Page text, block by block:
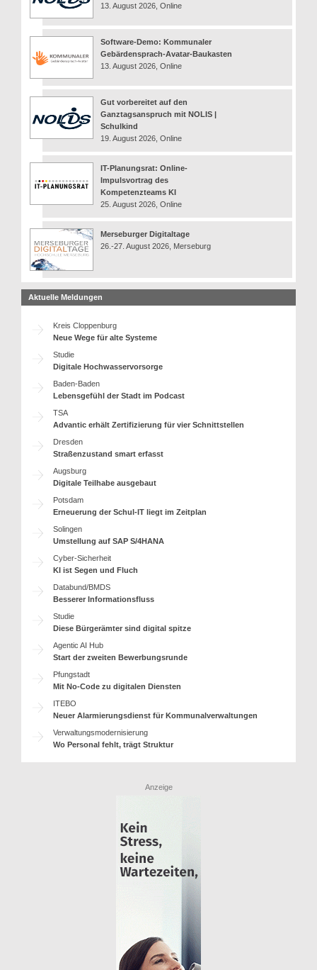
13. August 2026, Online
Software-Demo: Kommunaler
Gebärdensprach-Avatar-Baukasten
13. August 2026, Online
Gut vorbereitet auf den
Ganztagsanspruch mit NOLIS |
Schulkind
19. August 2026, Online
IT-Planungsrat: Online-
Impulsvortrag des
Kompetenzteams KI
25. August 2026, Online
Merseburger Digitaltage
26.-27. August 2026, Merseburg
Aktuelle Meldungen
Kreis Cloppenburg
Neue Wege für alte Systeme
Studie
Digitale Hochwasservorsorge
Baden-Baden
Lebensgefühl der Stadt im Podcast
TSA
Advantic erhält Zertifizierung für vier Schnittstellen
Dresden
Straßenzustand smart erfasst
Augsburg
Digitale Teilhabe ausgebaut
Potsdam
Erneuerung der Schul-IT liegt im Zeitplan
Solingen
Umstellung auf SAP S/4HANA
Cyber-Sicherheit
KI ist Segen und Fluch
Databund/BMDS
Besserer Informationsfluss
Studie
Diese Bürgerämter sind digital spitze
Agentic AI Hub
Start der zweiten Bewerbungsrunde
Pfungstadt
Mit No-Code zu digitalen Diensten
ITEBO
Neuer Alarmierungsdienst für Kommunalverwaltungen
Verwaltungsmodernisierung
Wo Personal fehlt, trägt Struktur
Anzeige